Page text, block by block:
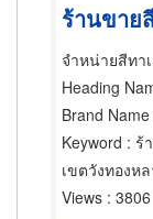
Heading
Brand Name
Keyword : ร้
เขตวังทองหล
Views :